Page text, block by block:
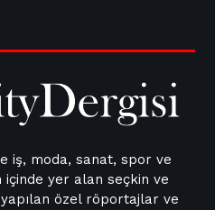
iş, moda, sanat, spor ve
içinde yer alan seçkin ve
özel röportajlar ve